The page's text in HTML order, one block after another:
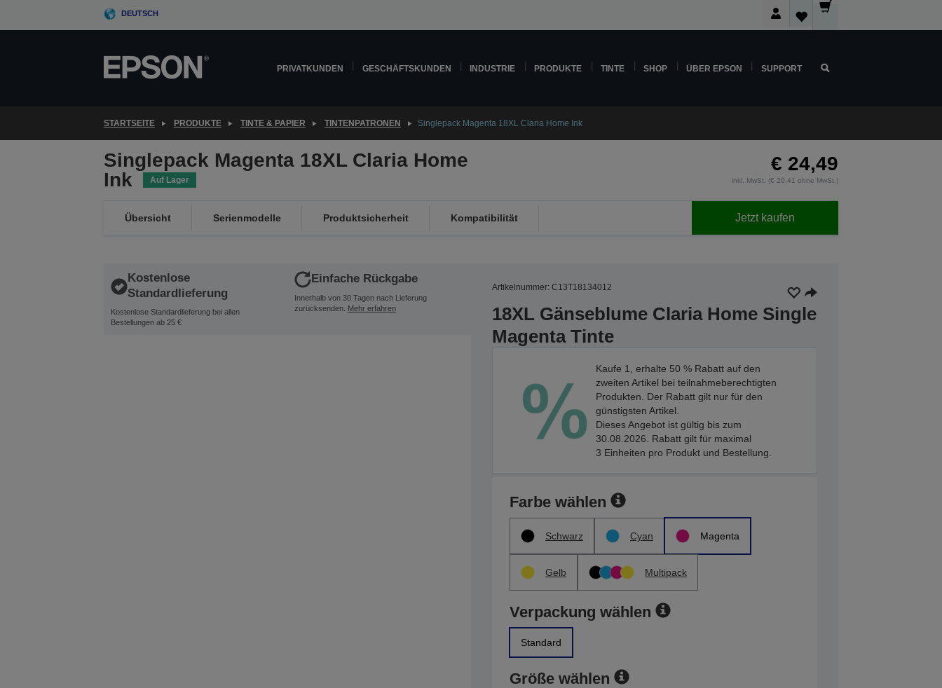
DEUTSCH
PRIVATKUNDEN GESCHÄFTSKUNDEN INDUSTRIE PRODUKTE TINTE SHOP ÜBER EPSON SUPPORT
STARTSEITE PRODUKTE TINTE & PAPIER TINTENPATRONEN Singlepack Magenta 18XL Claria Home Ink
Singlepack Magenta 18XL Claria Home
Ink
Auf Lager
€ 24,49
inkl. MwSt. (€ 20,41 ohne MwSt.)
Übersicht Serienmodelle Produktsicherheit Kompatibilität Jetzt kaufen
Kostenlose
Standardlieferung
Kostenlose Standardlieferung bei allen
Bestellungen ab 25 €
Einfache Rückgabe
Innerhalb von 30 Tagen nach Lieferung
zurücksenden. Mehr erfahren
Artikelnummer: C13T18134012
18XL Gänseblume Claria Home Single
Magenta Tinte
Kaufe 1, erhalte 50 % Rabatt auf den
zweiten Artikel bei teilnahmeberechtigten
Produkten. Der Rabatt gilt nur für den
günstigsten Artikel.
Dieses Angebot ist gültig bis zum
30.08.2026. Rabatt gilt für maximal
3 Einheiten pro Produkt und Bestellung.
Farbe wählen
Schwarz Cyan Magenta
Gelb Multipack
Verpackung wählen
Standard
Größe wählen